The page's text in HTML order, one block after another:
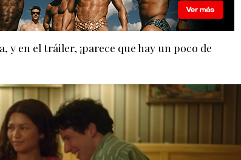
y en el tráiler, ¡parece que hay un poco de